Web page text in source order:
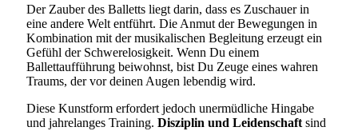
Der Zauber des Balletts liegt darin, dass es Zuschauer in
eine andere Welt entführt. Die Anmut der Bewegungen in
Kombination mit der musikalischen Begleitung erzeugt ein
Gefühl der Schwerelosigkeit. Wenn Du einem
Ballettaufführung beiwohnst, bist Du Zeuge eines wahren
Traums, der vor deinen Augen lebendig wird.
Diese Kunstform erfordert jedoch unermüdliche Hingabe
und jahrelanges Training. Disziplin und Leidenschaft sind